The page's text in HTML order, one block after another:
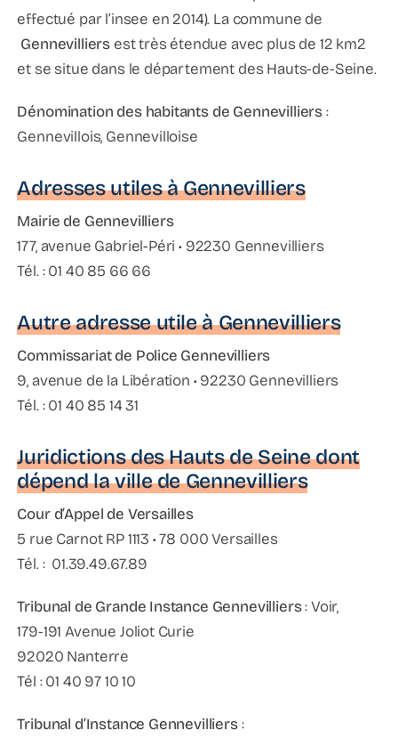
effectué par l’insee en 2014). La commune de
Gennevilliers est très étendue avec plus de 12 km2
et se situe dans le département des Hauts-de-Seine.
Dénomination des habitants de Gennevilliers:
Gennevillois, Gennevilloise
Adresses utiles à Gennevilliers
Mairie de Gennevilliers
177, avenue Gabriel-Péri • 92230 Gennevilliers
Tél. : 01 40 85 66 66
Autre adresse utile à Gennevilliers
Commissariat de Police Gennevilliers
9, avenue de la Libération • 92230 Gennevilliers
Tél. : 01 40 85 14 31
Juridictions des Hauts de Seine dont
dépend la ville de Gennevilliers
Cour d’Appel de Versailles
5 rue Carnot RP 1113 • 78 000 Versailles
Tél. : 01.39.49.67.89
Tribunal de Grande Instance Gennevilliers: Voir,
179-191 Avenue Joliot Curie
92020 Nanterre
Tél : 01 40 97 10 10
Tribunal d’Instance Gennevilliers: